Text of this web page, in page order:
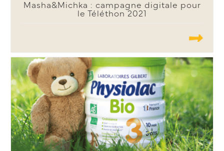
Masha&Michka : campagne digitale pour
le Téléthon 2021
.......